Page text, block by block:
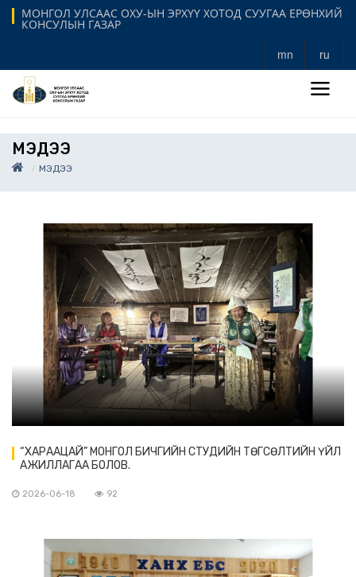
МОНГОЛ УЛСААС ОХУ-ЫН ЭРХҮҮ ХОТОД СУУГАА ЕРӨНХИЙ
КОНСУЛЫН ГАЗАР
mn ru
МЭДЭЭ
МЭДЭЭ
“ХАРААЦАЙ” МОНГОЛ БИЧГИЙН СТУДИЙН ТӨГСӨЛТИЙН ҮЙЛ
АЖИЛЛАГАА БОЛОВ.
2026-06-18 92